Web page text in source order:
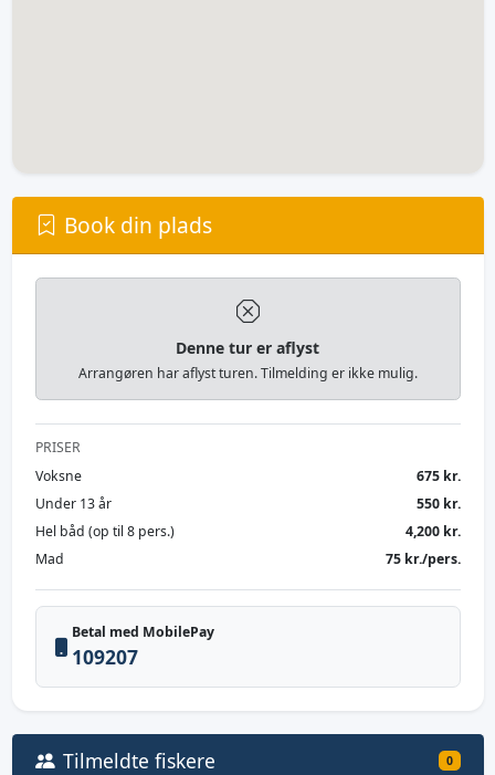
Book din plads
Denne tur er aflyst
Arrangøren har aflyst turen. Tilmelding er ikke mulig.
PRISER
Voksne
675 kr.
Under 13 år
550 kr.
Hel båd (op til 8 pers.)
4,200 kr.
Mad
75 kr./pers.
Betal med MobilePay
109207
Tilmeldte fiskere 0